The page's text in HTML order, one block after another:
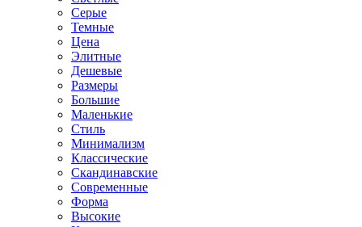
Серые
Темные
Цена
Элитные
Дешевые
Размеры
Большие
Маленькие
Стиль
Минимализм
Классические
Скандинавские
Современные
Форма
Высокие